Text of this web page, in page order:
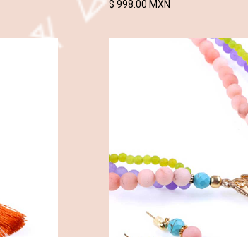
$ 998.00 MXN